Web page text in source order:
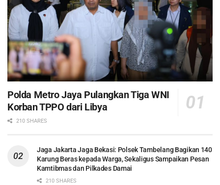
Polda Metro Jaya Pulangkan Tiga WNI
Korban TPPO dari Libya
210 SHARES
Jaga Jakarta Jaga Bekasi: Polsek Tambelang Bagikan 140
Karung Beras kepada Warga, Sekaligus Sampaikan Pesan
Kamtibmas dan Pilkades Damai
210 SHARES